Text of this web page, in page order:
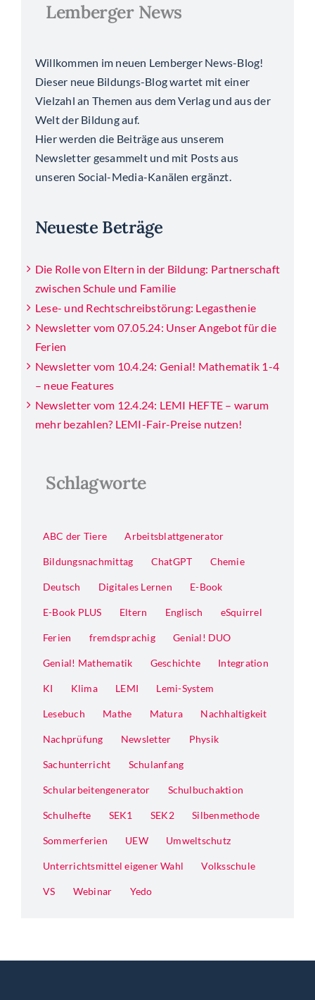
Lemberger News
Willkommen im neuen Lemberger News-Blog!
Dieser neue Bildungs-Blog wartet mit einer
Vielzahl an Themen aus dem Verlag und aus der
Welt der Bildung auf.
Hier werden die Beiträge aus unserem
Newsletter gesammelt und mit Posts aus
unseren Social-Media-Kanälen ergänzt.
Neueste Beträge
Die Rolle von Eltern in der Bildung: Partnerschaft
zwischen Schule und Familie
Lese- und Rechtschreibstörung: Legasthenie
Newsletter vom 07.05.24: Unser Angebot für die
Ferien
Newsletter vom 10.4.24: Genial! Mathematik 1-4
– neue Features
Newsletter vom 12.4.24: LEMI HEFTE – warum
mehr bezahlen? LEMI-Fair-Preise nutzen!
Schlagworte
ABC der Tiere Arbeitsblattgenerator
Bildungsnachmittag ChatGPT Chemie
Deutsch Digitales Lernen E-Book
E-Book PLUS Eltern Englisch eSquirrel
Ferien fremdsprachig Genial! DUO
Genial! Mathematik Geschichte Integration
KI Klima LEMI Lemi-System
Lesebuch Mathe Matura Nachhaltigkeit
Nachprüfung Newsletter Physik
Sachunterricht Schulanfang
Schularbeitengenerator Schulbuchaktion
Schulhefte SEK1 SEK2 Silbenmethode
Sommerferien UEW Umweltschutz
Unterrichtsmittel eigener Wahl Volksschule
VS Webinar Yedo